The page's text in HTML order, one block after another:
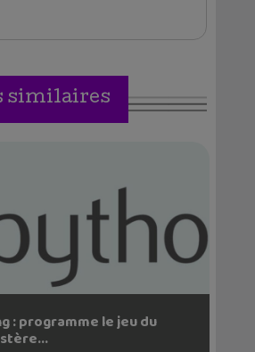
similaires
: programme le jeu du